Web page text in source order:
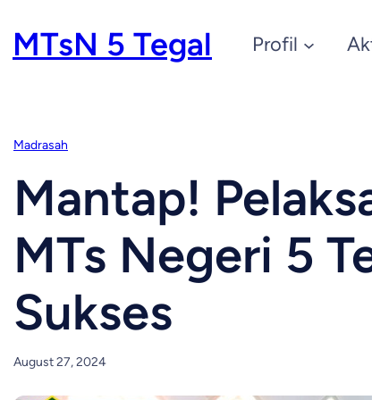
MTsN 5 Tegal Profil
Madrasah
Mantap!
MTs Negeri 5
Sukses
August 27, 2024